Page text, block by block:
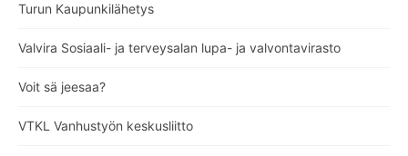
Turun Kaupunkilähetys
Valvira Sosiaali- ja terveysalan lupa- ja valvontavirasto
Voit sä jeesaa?
VTKL Vanhustyön keskusliitto